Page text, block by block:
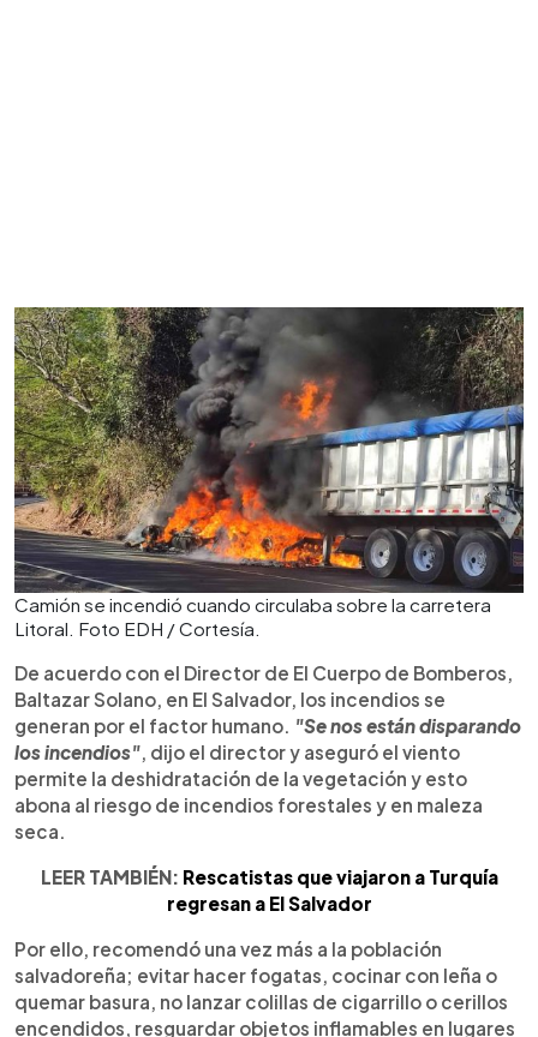
Camión se incendió cuando circulaba sobre la carretera
Litoral. Foto EDH / Cortesía.
De acuerdo con el Director de El Cuerpo de Bomberos,
Baltazar Solano, en El Salvador, los incendios se
generan por el factor humano. "Se nos están disparando
los incendios", dijo el director y aseguró el viento
permite la deshidratación de la vegetación y esto
abona al riesgo de incendios forestales y en maleza
seca.
LEER TAMBIÉN: Rescatistas que viajaron a Turquía
regresan a El Salvador
Por ello, recomendó una vez más a la población
salvadoreña; evitar hacer fogatas, cocinar con leña o
quemar basura, no lanzar colillas de cigarrillo o cerillos
encendidos, resguardar objetos inflamables en lugares